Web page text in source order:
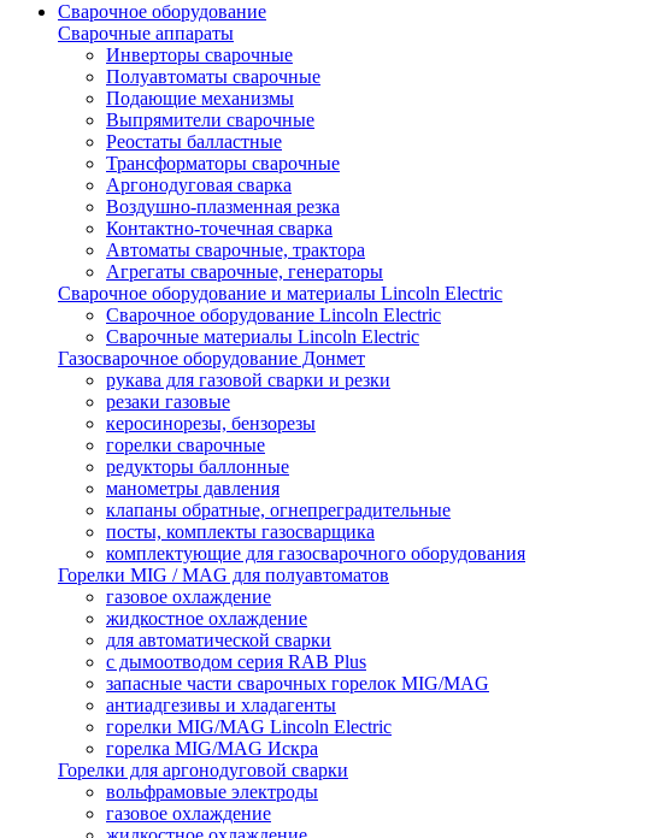
Сварочное оборудование
Сварочные аппараты
Инверторы сварочные
Полуавтоматы сварочные
Подающие механизмы
Выпрямители сварочные
Реостаты балластные
Трансформаторы сварочные
Аргонодуговая сварка
Воздушно-плазменная резка
Контактно-точечная сварка
Автоматы сварочные, трактора
Агрегаты сварочные, генераторы
Сварочное оборудование и материалы Lincoln Electric
Сварочное оборудование Lincoln Electric
Сварочные материалы Lincoln Electric
Газосварочное оборудование Донмет
рукава для газовой сварки и резки
резаки газовые
керосинорезы, бензорезы
горелки сварочные
редукторы баллонные
манометры давления
клапаны обратные, огнепреградительные
посты, комплекты газосварщика
комплектующие для газосварочного оборудования
Горелки MIG / MAG для полуавтоматов
газовое охлаждение
жидкостное охлаждение
для автоматической сварки
с дымоотводом серия RAB Plus
запасные части сварочных горелок MIG/MAG
антиадгезивы и хладагенты
горелки MIG/MAG Lincoln Electric
горелка MIG/MAG Искра
Горелки для аргонодуговой сварки
вольфрамовые электроды
газовое охлаждение